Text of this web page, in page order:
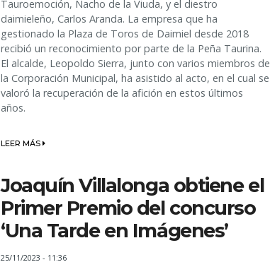
Tauroemoción, Nacho de la Viuda, y el diestro
daimieleño, Carlos Aranda. La empresa que ha
gestionado la Plaza de Toros de Daimiel desde 2018
recibió un reconocimiento por parte de la Peña Taurina.
El alcalde, Leopoldo Sierra, junto con varios miembros de
la Corporación Municipal, ha asistido al acto, en el cual se
valoró la recuperación de la afición en estos últimos
años.
LEER MÁS
Joaquín Villalonga obtiene el
Primer Premio del concurso
‘Una Tarde en Imágenes’
25/11/2023 - 11:36